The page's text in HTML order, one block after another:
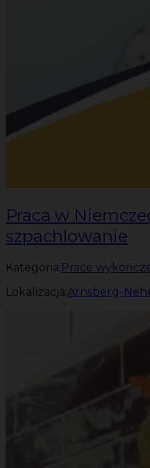
Praca w
szpachlowanie
Kategoria: Prace
Lokalizacja:Arnsberg-